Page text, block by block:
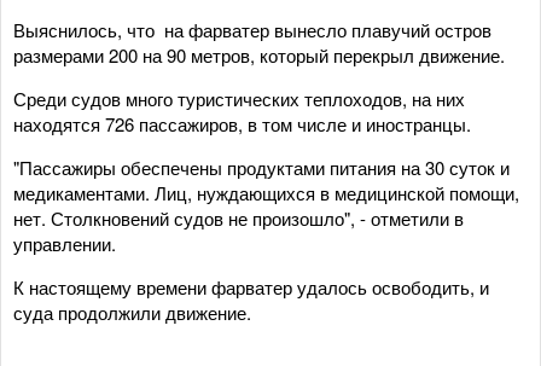
Выяснилось, что на фарватер вынесло плавучий остров
размерами 200 на 90 метров, который перекрыл движение.
Среди судов много туристических теплоходов, на них
находятся 726 пассажиров, в том числе и иностранцы.
"Пассажиры обеспечены продуктами питания на 30 суток и
медикаментами. Лиц, нуждающихся в медицинской помощи,
нет. Столкновений судов не произошло", - отметили в
управлении.
К настоящему времени фарватер удалось освободить, и
суда продолжили движение.